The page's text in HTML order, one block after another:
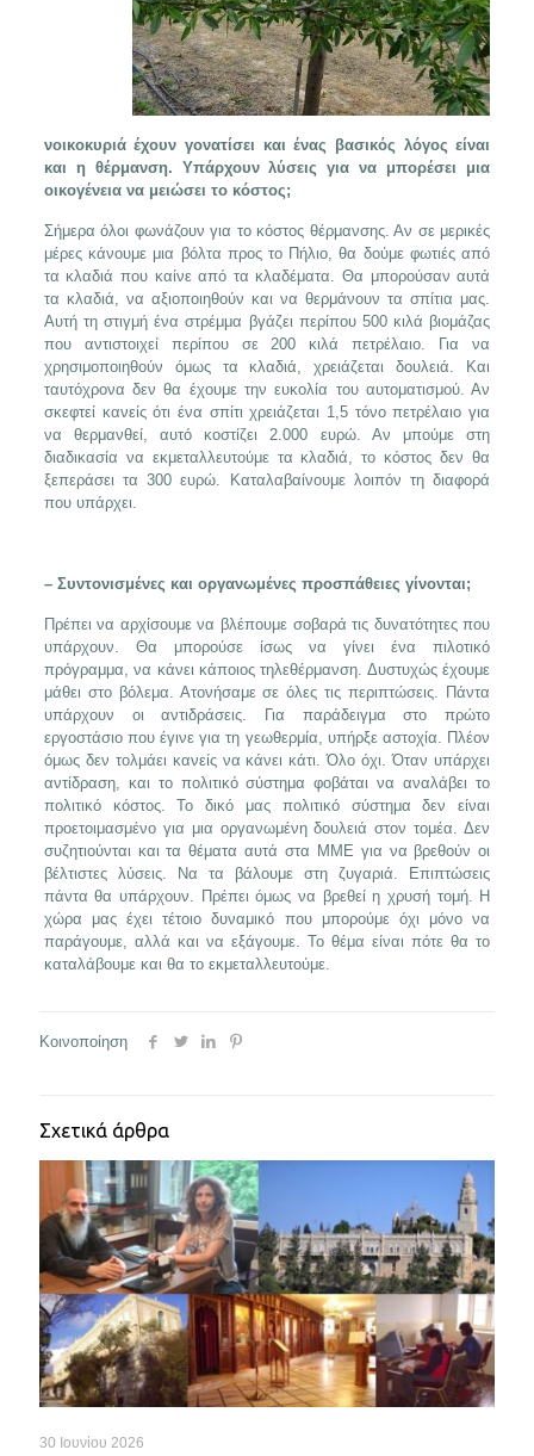
νοικοκυριά έχουν γονατίσει και ένας βασικός λόγος είναι
και η θέρμανση. Υπάρχουν λύσεις για να μπορέσει μια
οικογένεια να μειώσει το κόστος;
Σήμερα όλοι φωνάζουν για το κόστος θέρμανσης. Αν σε μερικές
μέρες κάνουμε μια βόλτα προς το Πήλιο, θα δούμε φωτιές από
τα κλαδιά που καίνε από τα κλαδέματα. Θα μπορούσαν αυτά
τα κλαδιά, να αξιοποιηθούν και να θερμάνουν τα σπίτια μας.
Αυτή τη στιγμή ένα στρέμμα βγάζει περίπου 500 κιλά βιομάζας
που αντιστοιχεί περίπου σε 200 κιλά πετρέλαιο. Για να
χρησιμοποιηθούν όμως τα κλαδιά, χρειάζεται δουλειά. Και
ταυτόχρονα δεν θα έχουμε την ευκολία του αυτοματισμού. Αν
σκεφτεί κανείς ότι ένα σπίτι χρειάζεται 1,5 τόνο πετρέλαιο για
να θερμανθεί, αυτό κοστίζει 2.000 ευρώ. Αν μπούμε στη
διαδικασία να εκμεταλλευτούμε τα κλαδιά, το κόστος δεν θα
ξεπεράσει τα 300 ευρώ. Καταλαβαίνουμε λοιπόν τη διαφορά
που υπάρχει.
– Συντονισμένες και οργανωμένες προσπάθειες γίνονται;
Πρέπει να αρχίσουμε να βλέπουμε σοβαρά τις δυνατότητες που
υπάρχουν. Θα μπορούσε ίσως να γίνει ένα πιλοτικό
πρόγραμμα, να κάνει κάποιος τηλεθέρμανση. Δυστυχώς έχουμε
μάθει στο βόλεμα. Ατονήσαμε σε όλες τις περιπτώσεις. Πάντα
υπάρχουν οι αντιδράσεις. Για παράδειγμα στο πρώτο
εργοστάσιο που έγινε για τη γεωθερμία, υπήρξε αστοχία. Πλέον
όμως δεν τολμάει κανείς να κάνει κάτι. Όλο όχι. Όταν υπάρχει
αντίδραση, και το πολιτικό σύστημα φοβάται να αναλάβει το
πολιτικό κόστος. Το δικό μας πολιτικό σύστημα δεν είναι
προετοιμασμένο για μια οργανωμένη δουλειά στον τομέα. Δεν
συζητιούνται και τα θέματα αυτά στα ΜΜΕ για να βρεθούν οι
βέλτιστες λύσεις. Να τα βάλουμε στη ζυγαριά. Επιπτώσεις
πάντα θα υπάρχουν. Πρέπει όμως να βρεθεί η χρυσή τομή. Η
χώρα μας έχει τέτοιο δυναμικό που μπορούμε όχι μόνο να
παράγουμε, αλλά και να εξάγουμε. Το θέμα είναι πότε θα το
καταλάβουμε και θα το εκμεταλλευτούμε.
Κοινοποίηση
Σχετικά άρθρα
30 Ιουνίου 2026